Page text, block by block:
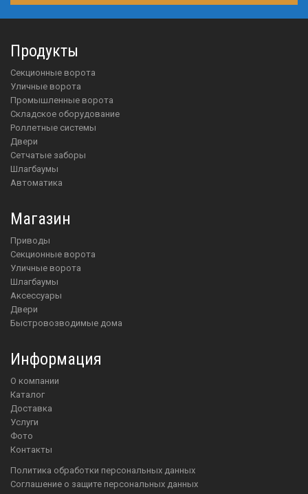
Продукты
Секционные ворота
Уличные ворота
Промышленные ворота
Складское оборудование
Роллетные системы
Двери
Сетчатые заборы
Шлагбаумы
Автоматика
Магазин
приводы
Секционные ворота
Уличные ворота
шлагбаумы
аксессуары
двери
Быстровозводимые дома
Информация
О компании
Каталог
Доставка
Услуги
Фото
Контакты
Политика обработки персональных данных
Соглашение о защите персональных данных